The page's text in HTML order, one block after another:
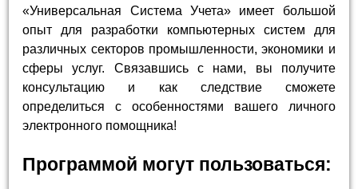
«Универсальная Система Учета» имеет большой
опыт для разработки компьютерных систем для
различных секторов промышленности, экономики и
сферы услуг. Связавшись с нами, вы получите
консультацию и как следствие сможете
определиться с особенностями вашего личного
электронного помощника!
Программой могут пользоваться: